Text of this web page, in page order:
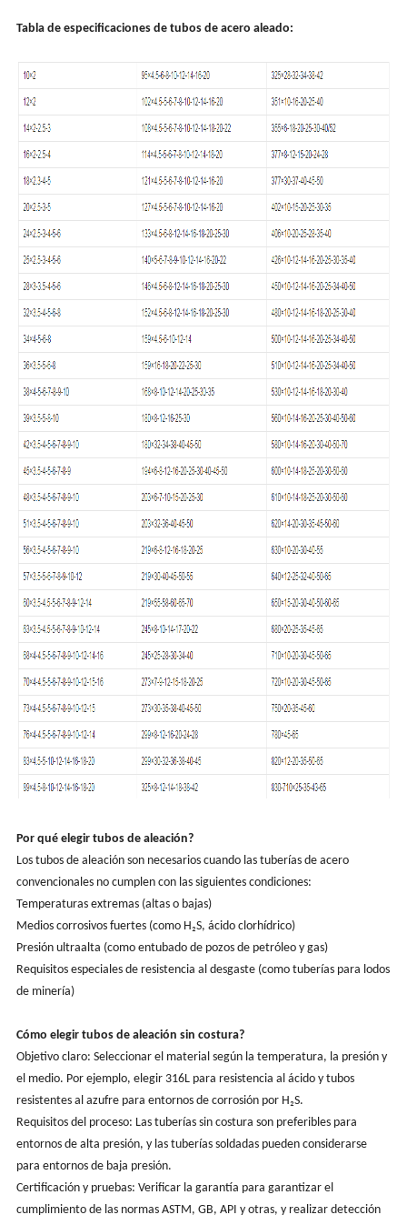
Tabla de especificaciones de tubos de acero aleado:
Por qué elegir tubos de aleación?
Los tubos de aleación son necesarios cuando las tuberías de acero
convencionales no cumplen con las siguientes condiciones:
Temperaturas extremas (altas o bajas)
Medios corrosivos fuertes (como H₂S, ácido clorhídrico)
Presión ultraalta (como entubado de pozos de petróleo y gas)
Requisitos especiales de resistencia al desgaste (como tuberías para lodos
de minería)
Cómo elegir tubos de aleación sin costura?
Objetivo claro: Seleccionar el material según la temperatura, la presión y
el medio. Por ejemplo, elegir 316L para resistencia al ácido y tubos
resistentes al azufre para entornos de corrosión por H₂S.
Requisitos del proceso: Las tuberías sin costura son preferibles para
entornos de alta presión, y las tuberías soldadas pueden considerarse
para entornos de baja presión.
Certificación y pruebas: Verificar la garantía para garantizar el
cumplimiento de las normas ASTM, GB, API y otras, y realizar detección